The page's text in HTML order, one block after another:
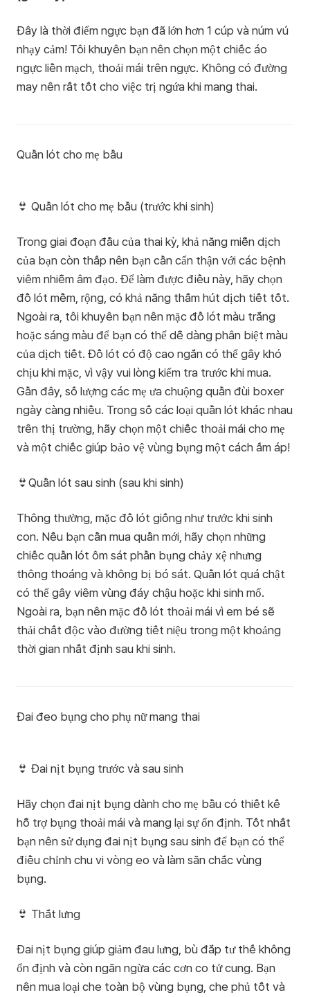
Đây là thời điểm ngực bạn đã lớn hơn 1 cúp và núm vú
nhạy cảm! Tôi khuyên bạn nên chọn một chiếc áo
ngực liền mạch, thoải mái trên ngực. Không có đường
may nên rất tốt cho việc trị ngứa khi mang thai.
Quần lót cho mẹ bầu
👙 Quần lót cho mẹ bầu (trước khi sinh)
Trong giai đoạn đầu của thai kỳ, khả năng miễn dịch
của bạn còn thấp nên bạn cần cẩn thận với các bệnh
viêm nhiễm âm đạo. Để làm được điều này, hãy chọn
đồ lót mềm, rộng, có khả năng thấm hút dịch tiết tốt.
Ngoài ra, tôi khuyên bạn nên mặc đồ lót màu trắng
hoặc sáng màu để bạn có thể dễ dàng phân biệt màu
của dịch tiết. Đồ lót có độ cao ngắn có thể gây khó
chịu khi mặc, vì vậy vui lòng kiểm tra trước khi mua.
Gần đây, số lượng các mẹ ưa chuộng quần đùi boxer
ngày càng nhiều. Trong số các loại quần lót khác nhau
trên thị trường, hãy chọn một chiếc thoải mái cho mẹ
và một chiếc giúp bảo vệ vùng bụng một cách ấm áp!
👙Quần lót sau sinh (sau khi sinh)
Thông thường, mặc đồ lót giống như trước khi sinh
con. Nếu bạn cần mua quần mới, hãy chọn những
chiếc quần lót ôm sát phần bụng chảy xệ nhưng
thông thoáng và không bị bó sát. Quần lót quá chật
có thể gây viêm vùng đáy chậu hoặc khi sinh mổ.
Ngoài ra, bạn nên mặc đồ lót thoải mái vì em bé sẽ
thải chất độc vào đường tiết niệu trong một khoảng
thời gian nhất định sau khi sinh.
Đai đeo bụng cho phụ nữ mang thai
👙 Đai nịt bụng trước và sau sinh
Hãy chọn đai nịt bụng dành cho mẹ bầu có thiết kế
hỗ trợ bụng thoải mái và mang lại sự ổn định. Tốt nhất
bạn nên sử dụng đai nịt bụng sau sinh để bạn có thể
điều chỉnh chu vi vòng eo và làm săn chắc vùng
bụng.
👙 Thắt lưng
Đai nịt bụng giúp giảm đau lưng, bù đắp tư thế không
ổn định và còn ngăn ngừa các cơn co tử cung. Bạn
nên mua loại che toàn bộ vùng bụng, che phủ tốt và